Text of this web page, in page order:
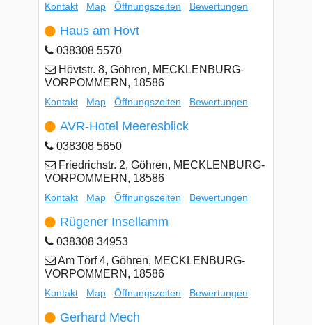
Kontakt Map Öffnungszeiten Bewertungen
Haus am Hövt
038308 5570
Hövtstr. 8, Göhren, MECKLENBURG-
VORPOMMERN, 18586
Kontakt Map Öffnungszeiten Bewertungen
AVR-Hotel Meeresblick
038308 5650
Friedrichstr. 2, Göhren, MECKLENBURG-
VORPOMMERN, 18586
Kontakt Map Öffnungszeiten Bewertungen
Rügener Insellamm
038308 34953
Am Törf 4, Göhren, MECKLENBURG-
VORPOMMERN, 18586
Kontakt Map Öffnungszeiten Bewertungen
Gerhard Mech